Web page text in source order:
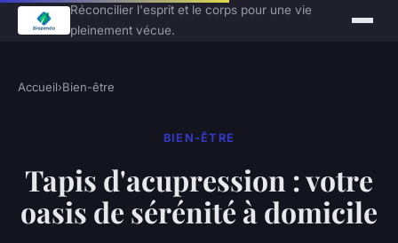
Réconcilier l'esprit et le corps pour une vie
pleinement vécue.
Accueil›Bien-être
BIEN-ÊTRE
Tapis d'acupression : votre
oasis de sérénité à domicile